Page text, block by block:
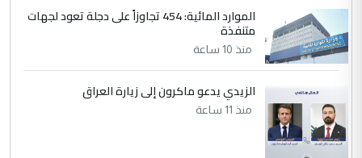
4 يوسف غزوان عصمت
التعليق : بكالوريوس فيزياء طبية متزوج و
زوجتي أيضا بكالوريوس سكني بغداد أرغب في
إكمال دراستي داخل ...
الموضوع :
السعودية توافق على الاستمرار في
الموارد المائية: 454 تجاوزاً على دجلة تعود لجهات
متنفذة
منذ 10 ساعة
الزيدي يدعو ماكرون إلى زيارة العراق
منذ 11 ساعة